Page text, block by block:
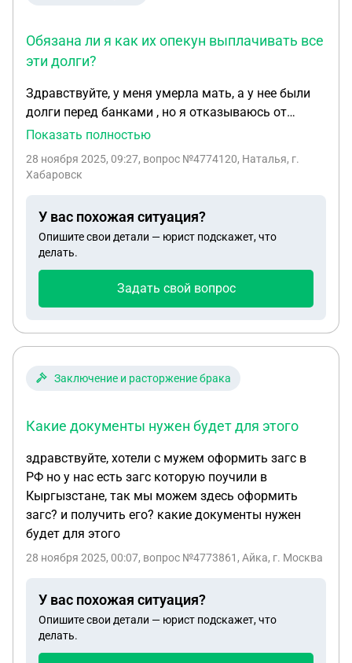
Обязана ли я как их опекун выплачивать все
эти долги?
Здравствуйте, у меня умерла мать, а у нее были
долги перед банками , но я отказываюсь от
наследства и платить ничего не должна , но у нее
вступают в наследство и получается ее долги
Показать полностью
28 ноября 2025, 09:27, вопрос №4774120, Наталья, г.
Хабаровск
У вас похожая ситуация?
Опишите свои детали — юрист подскажет, что
делать.
Задать свой вопрос
Заключение и расторжение брака
Какие документы нужен будет для этого
здравствуйте, хотели с мужем оформить загс в
РФ но у нас есть загс которую поучили в
Кыргызстане, так мы можем здесь оформить
загс? и получить его? какие документы нужен
будет для этого
28 ноября 2025, 00:07, вопрос №4773861, Айка, г. Москва
У вас похожая ситуация?
Опишите свои детали — юрист подскажет, что
делать.